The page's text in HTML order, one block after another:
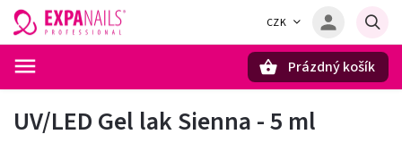
CZK
Prázdný košík
UV/LED Gel lak Sienna - 5 ml